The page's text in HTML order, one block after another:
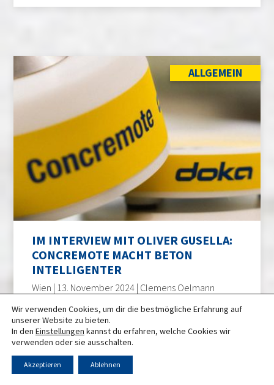
ALLGEMEIN
IM INTERVIEW MIT OLIVER GUSELLA:
CONCREMOTE MACHT BETON
INTELLIGENTER
Wien | 13. November 2024 | Clemens Oelmann
Im Interview mit Oliver Gusella, Geschäftsführer bei
Vasko+Partner, haben wir uns über die steigende
Bedeutung sowie die Vorteile digitaler Lösungen bei
der effizienten Abwicklung von komplexen
Bauprojekten unterhalten.
Wir verwenden Cookies, um dir die bestmögliche Erfahrung auf
unserer Website zu bieten.
In den Einstellungen kannst du erfahren, welche Cookies wir
verwenden oder sie ausschalten.
Akzeptieren Ablehnen